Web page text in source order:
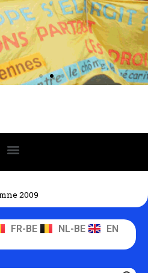
2009
FR-BE NL-BE
EN